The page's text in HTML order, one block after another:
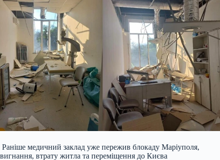
Раніше медичний заклад уже пережив блокаду Маріуполя,
вигнання, втрату житла та переміщення до Києва